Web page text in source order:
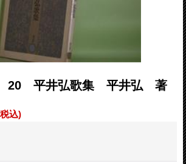
20 平井弘歌集 平井弘 著
込)